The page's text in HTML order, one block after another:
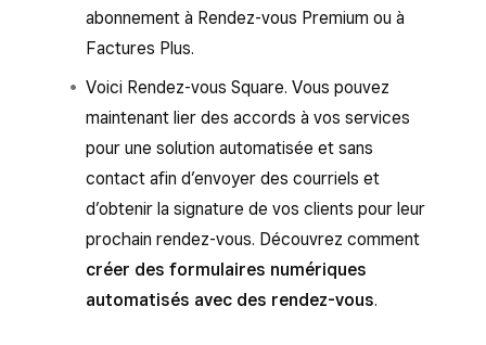
abonnement à Rendez-vous Premium ou à
Factures Plus.
Voici Rendez-vous Square. Vous pouvez
maintenant lier des accords à vos services
pour une solution automatisée et sans
contact afin d’envoyer des courriels et
d’obtenir la signature de vos clients pour leur
prochain rendez-vous. Découvrez comment
créer des formulaires numériques
automatisés avec des rendez-vous.